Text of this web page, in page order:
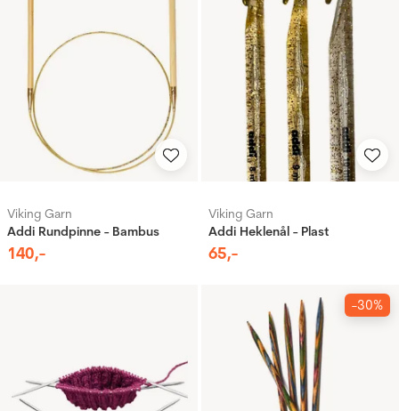
Viking Garn
Addi Rundpinne - Bambus
140,-
Viking Garn
Addi Heklenål - Plast
65,-
-30%